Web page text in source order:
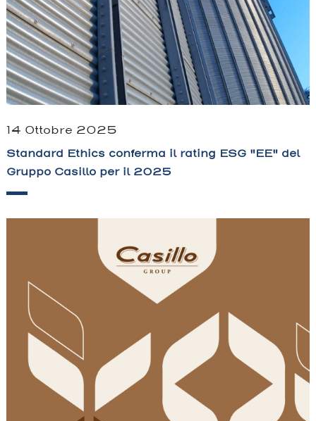
14 Ottobre 2025
Standard Ethics conferma il rating ESG "EE" del
Gruppo Casillo per il 2025